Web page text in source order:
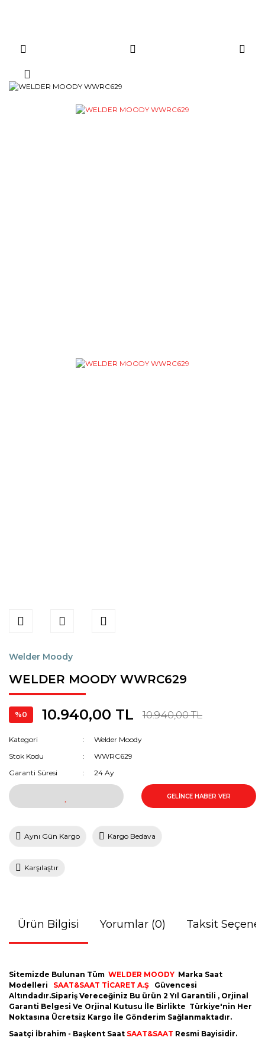
Welder Moody
WELDER MOODY WWRC629
%0 10.940,00 TL 10.940,00 TL
Kategori
Welder Moody
Stok Kodu
WWRC629
Garanti Süresi
24 Ay
GELİNCE HABER VER
Aynı Gün Kargo Kargo Bedava
Karşılaştır
Ürün Bilgisi Yorumlar (0) Taksit
Sitemizde Bulunan Tüm WELDER MOODY Marka Saat
Modelleri SAAT&SAAT TİCARET A.Ş Güvencesi
Altındadır.Sipariş Vereceğiniz Bu ürün 2 Yıl Garantili , Orjinal
Garanti Belgesi Ve Orjinal Kutusu İle Birlikte Türkiye'nin Her
Noktasına Ücretsiz Kargo İle Gönderim Sağlanmaktadır.
Saatçi İbrahim - Başkent Saat SAAT&SAAT Resmi Bayisidir.